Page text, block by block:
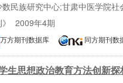
民族研究中心;甘肃中医学院社
》 2009年4期
万方期刊数据库 同方期刊数
生思想政治教育方法创新探